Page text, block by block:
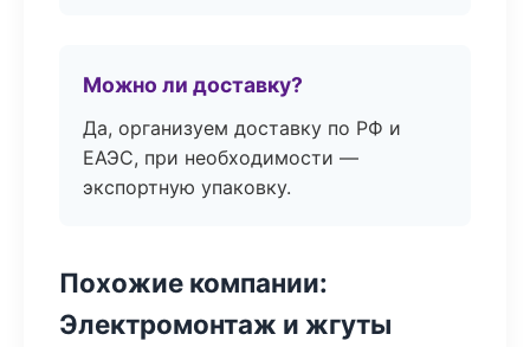
Можно ли доставку?
Да, организуем доставку по РФ и
ЕАЭС, при необходимости —
экспортную упаковку.
Похожие компании:
Электромонтаж и жгуты